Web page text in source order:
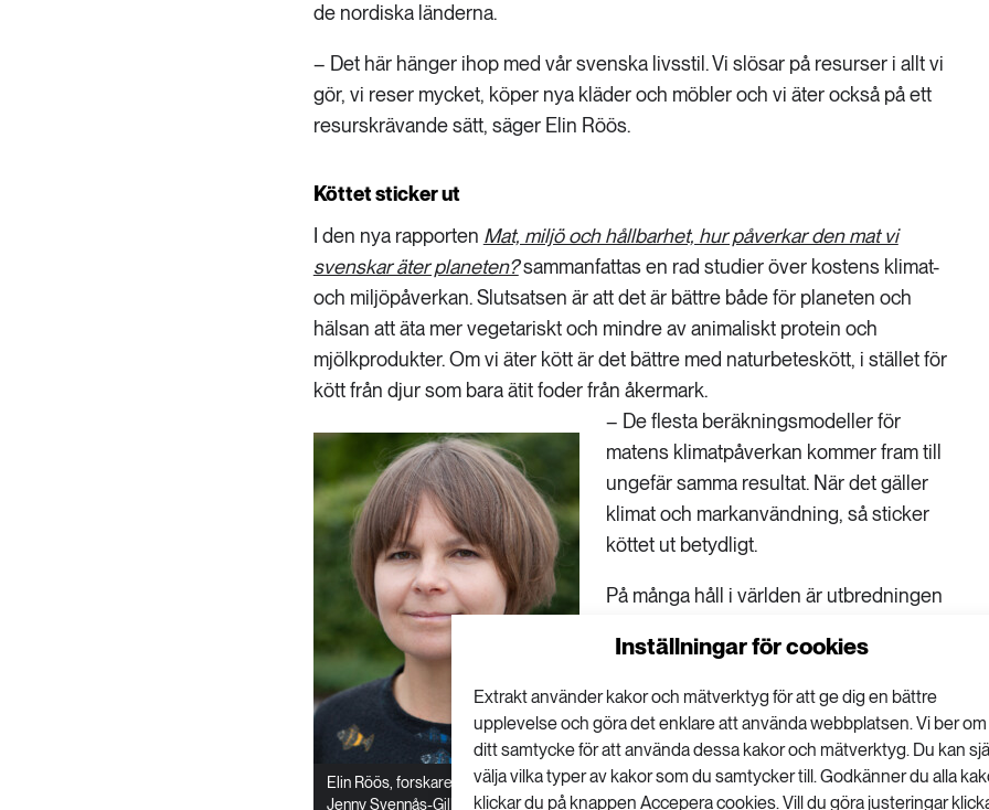
Inställningar för cookies
Extrakt använder kakor och mätverktyg för att ge dig en bättre
upplevelse och göra det enklare att använda webbplatsen. Vi ber om
ditt samtycke för att använda dessa kakor och mätverktyg. Du kan
välja vilka typer av kakor som du samtycker till. Godkänner du alla
klickar du på knappen Accepera cookies. Vill du göra justeringar
de nordiska länderna.
– Det här hänger ihop med vår svenska livsstil. Vi slösar på resurser i allt vi
gör, vi reser mycket, köper nya kläder och möbler och vi äter också på ett
resurskrävande sätt, säger Elin Röös.
Köttet sticker ut
I den nya rapporten Mat, miljö och hållbarhet, hur påverkar den mat vi
svenskar äter planeten?sammanfattas en rad studier över kostens klimat-
och miljöpåverkan. Slutsatsen är att det är bättre både för planeten och
hälsan att äta mer vegetariskt och mindre av animaliskt protein och
mjölkprodukter. Om vi äter kött är det bättre med naturbeteskött, i stället för
kött från djur som bara ätit foder från åkermark.
Elin Röös, forskare vid SLU. Foto:
Jenny Svennås-Gillner
– De flesta beräkningsmodeller för
matens klimatpåverkan kommer fram till
ungefär samma resultat. När det gäller
klimat och markanvändning, så sticker
köttet ut betydligt.
På många håll i världen är utbredningen
den biologiska mångfalden. Här i
Sverige har vi historiskt sett tvärtom haft
en ökad utbredning av skog. Därför kan
naturbetande djur hjälpa till att hålla
landskapet öppet.